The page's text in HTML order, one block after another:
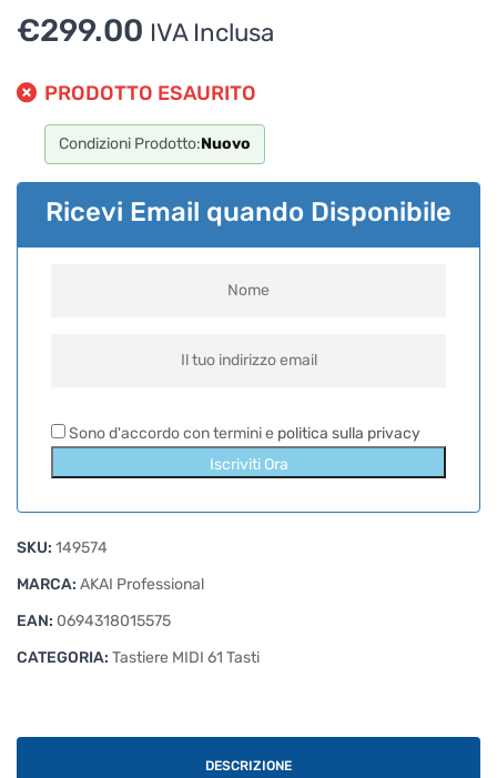
€299.00 IVA Inclusa
PRODOTTO ESAURITO
Condizioni Prodotto:Nuovo
Ricevi Email quando Disponibile
Sono d'accordo con termini e politica sulla privacy
Iscriviti Ora
SKU: 149574
MARCA: AKAI Professional
EAN: 0694318015575
CATEGORIA: Tastiere MIDI 61 Tasti
DESCRIZIONE